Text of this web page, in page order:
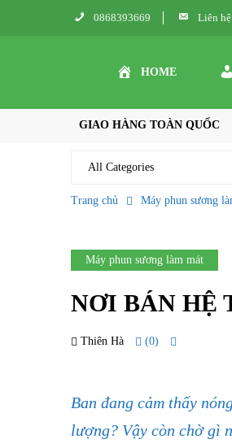
0868393669 Liên
HOME
GIAO HÀNG TOÀN QUỐC
Trang chủ Máy phun sương
Máy phun sương làm mát
NƠI BÁN HỆ
Thiên Hà (0)
10 TH12
Ban đang cảm thấy
lượng? Vậy còn chờ gì